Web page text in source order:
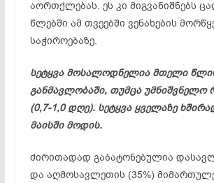
აორთქლებას. ეს კი მიგვანიშნებს
წლებში ამ თვეებში ვენახების
საჭიროებაზე.
სეტყვა მოსალოდნელია მთელი
განმავლობაში, თუმცა უმნიშვნელო
(0,7-1,0 დღე). სეტყვა ყველაზე
მაისში მოდის.
ძირითადად გაბატონებულია
და აღმოსავლეთის (35%)